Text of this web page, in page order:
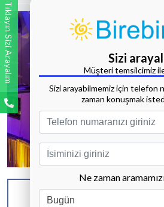
Tüm Fotoğrafları
Tıklayın Sizi Arayalım Sizi
Müşteri temsilcimiz
Sizi arayabilmemiz için telefon
zaman konuşmak
Ne zaman